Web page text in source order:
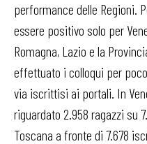
performance delle Regioni.
essere positivo solo per
Romagna, Lazio e la
effettuato i colloqui per
via iscrittisi ai portali. In
riguardato 2.958 ragazzi su
Toscana a fronte di 7.678